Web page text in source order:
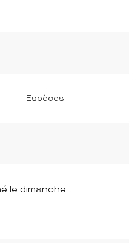
Espèces
le dimanche